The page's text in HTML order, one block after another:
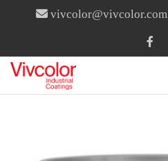
vivcolor@vivcolor.com